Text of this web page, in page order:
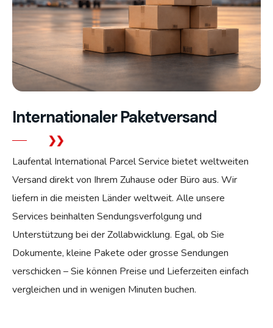
Internationaler Paketversand
Laufental International Parcel Service bietet weltweiten
Versand direkt von Ihrem Zuhause oder Büro aus. Wir
liefern in die meisten Länder weltweit. Alle unsere
Services beinhalten Sendungsverfolgung und
Unterstützung bei der Zollabwicklung. Egal, ob Sie
Dokumente, kleine Pakete oder grosse Sendungen
verschicken – Sie können Preise und Lieferzeiten einfach
vergleichen und in wenigen Minuten buchen.